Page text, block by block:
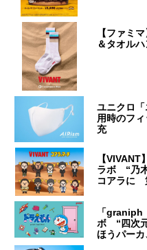
【ファミ
＆タオル
ユニクロ
用時のフ
充
【
ラボ “乃
コアラに
「graniph
ボ “四次
ほうパー